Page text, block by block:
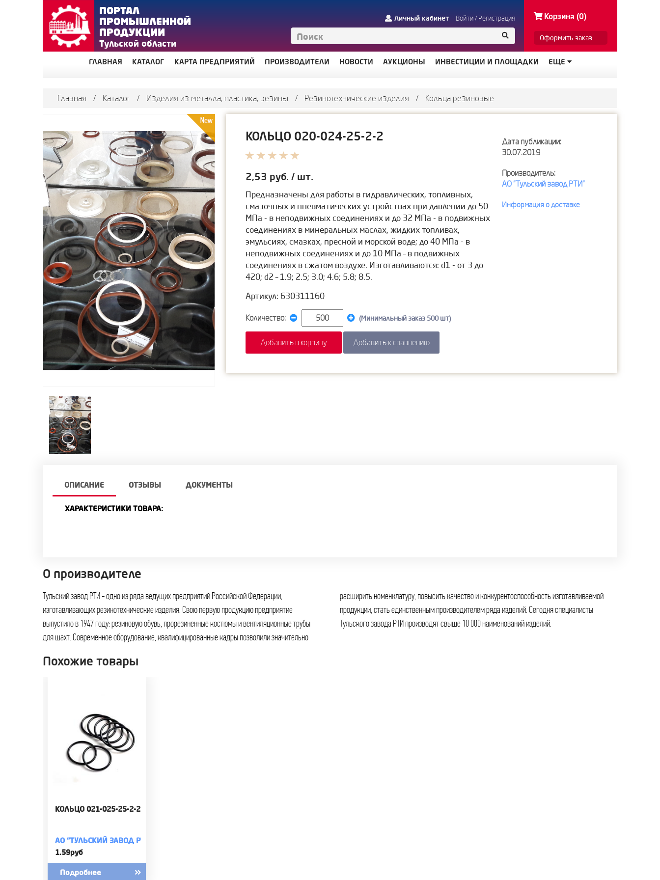
ПОРТАЛ
ПРОМЫШЛЕННОЙ
ПРОДУКЦИИ
Тульской области
Личный кабинет Войти/ Регистрация Корзина (0)
Оформить заказ
ГЛАВНАЯ КАТАЛОГ КАРТА ПРЕДПРИЯТИЙ ПРОИЗВОДИТЕЛИ НОВОСТИ АУКЦИОНЫ ИНВЕСТИЦИИ И ПЛОЩАДКИ ЕЩЕ
Главная / Каталог / Изделия из металла, пластика, резины / Резинотехнические изделия / Кольца резиновые
КОЛЬЦО 020-024-25-2-2
2,53 руб. / шт.
Предназначены для работы в гидравлических, топливных,
смазочных и пневматических устройствах при давлении до 50
МПа - в неподвижных соединениях и до 32 МПа - в подвижных
соединениях в минеральных маслах, жидких топливах,
эмульсиях, смазках, пресной и морской воде; до 40 МПа - в
неподвижных соединениях и до 10 МПа – в подвижных
соединениях в сжатом воздухе. Изготавливаются: d1 - от 3 до
420; d2 – 1.9; 2.5; 3.0; 4.6; 5.8; 8.5.
Артикул: 630311160
Количество: (Минимальный заказ 500 шт)
Добавить в корзину Добавить к сравнению
Дата публикации:
30.07.2019
Производитель:
АО "Тульский завод РТИ"
Информация о доставке
ОПИСАНИЕ ОТЗЫВЫ ДОКУМЕНТЫ
ХАРАКТЕРИСТИКИ ТОВАРА:
О производителе
Тульский завод РТИ - одно из ряда ведущих предприятий Российской Федерации,
изготавливающих резинотехнические изделия. Свою первую продукцию предприятие
выпустило в 1947 году: резиновую обувь, прорезиненные костюмы и вентиляционные трубы
для шахт. Современное оборудование, квалифицированные кадры позволили значительно
расширить номенклатуру, повысить качество и конкурентоспособность изготавливаемой
продукции, стать единственным производителем ряда изделий. Сегодня специалисты
Тульского завода РТИ производят свыше 10 000 наименований изделий.
Похожие товары
КОЛЬЦО 021-025-25-2-2
АО "ТУЛЬСКИЙ ЗАВОД РТИ"
1.59руб
Подробнее